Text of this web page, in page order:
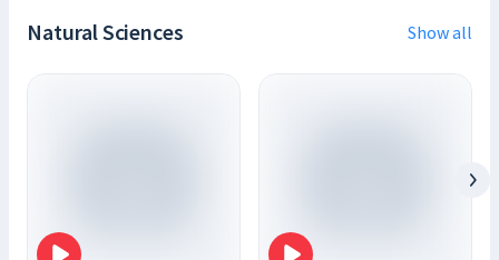
Natural Sciences Show all